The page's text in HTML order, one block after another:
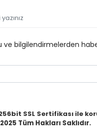
ve bilgilendirmelerden
SSL Sertifikası ile
Tüm Hakları Saklıdır.